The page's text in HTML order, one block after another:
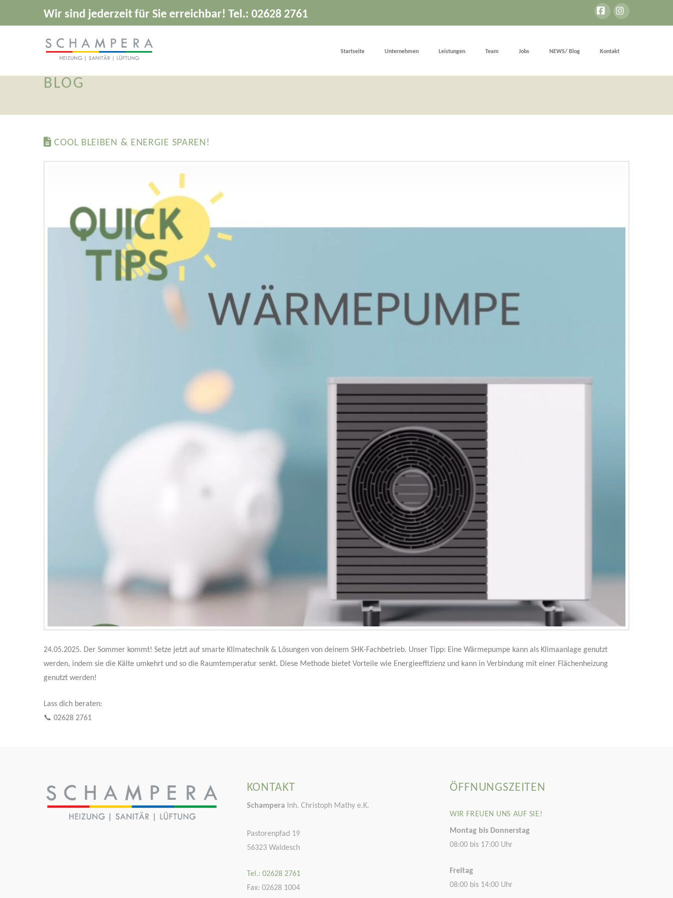
Wir sind jederzeit für Sie erreichbar! Tel.: 02628 2761
FacebookInstagram
Startseite Unternehmen Leistungen Team Jobs NEWS/ Blog Kontakt
BLOG
COOL BLEIBEN & ENERGIE SPAREN!
24.05.2025. Der Sommer kommt! Setze jetzt auf smarte Klimatechnik & Lösungen von deinem SHK-Fachbetrieb. Unser Tipp: Eine Wärmepumpe kann als Klimaanlage genutzt
werden, indem sie die Kälte umkehrt und so die Raumtemperatur senkt. Diese Methode bietet Vorteile wie Energieeffizienz und kann in Verbindung mit einer Flächenheizung
genutzt werden!
Lass dich beraten:
📞 02628 2761
KONTAKT
Schampera Inh. Christoph Mathy e.K.
Pastorenpfad 19
56323 Waldesch
Tel.: 02628 2761
Fax: 02628 1004
ÖFFNUNGSZEITEN
WIR FREUEN UNS AUF SIE!
Montag bis Donnerstag
08:00 bis 17:00 Uhr
Freitag
08:00 bis 14:00 Uhr